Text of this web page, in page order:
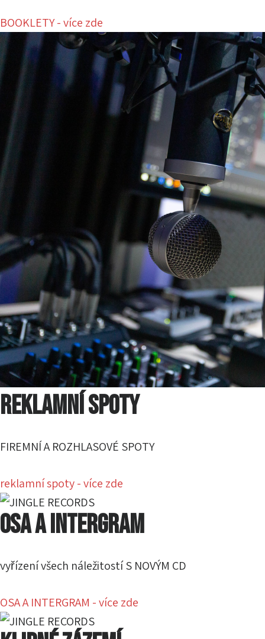
BOOKLETY - více zde
REKLAMNÍ SPOTY
FIREMNÍ A ROZHLASOVÉ SPOTY
reklamní spoty - více zde
OSA A INTERGRAM
vyřízení všech náležitostí S NOVÝM CD
OSA A INTERGRAM - více zde